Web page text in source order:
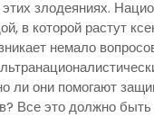
злодеяниях.
в которой растут
немало
ли они помогают
Все это должно быть